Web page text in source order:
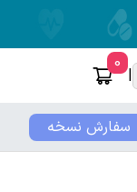
|
0
سفارش نسخه